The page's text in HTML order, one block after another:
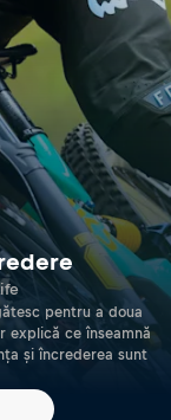
pentru a doua
explică ce înseamnă
și încrederea sunt